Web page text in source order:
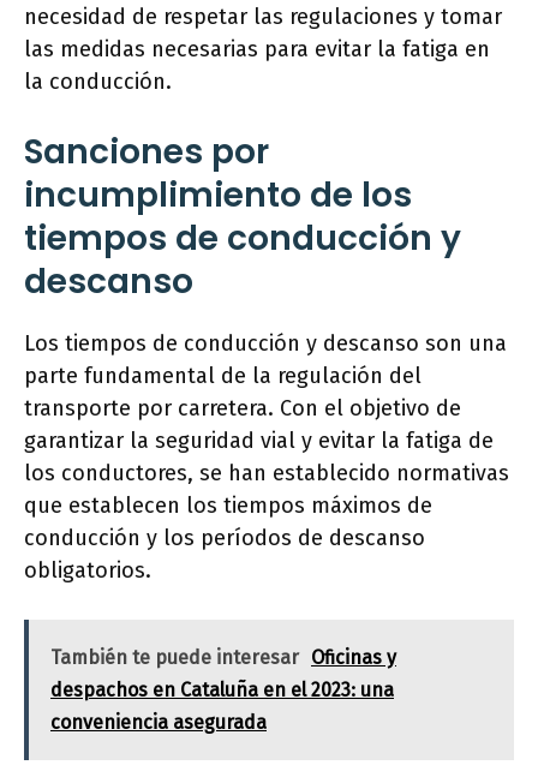
necesidad de respetar las regulaciones y tomar
las medidas necesarias para evitar la fatiga en
la conducción.
Sanciones por
incumplimiento de los
tiempos de conducción y
descanso
Los tiempos de conducción y descanso son una
parte fundamental de la regulación del
transporte por carretera. Con el objetivo de
garantizar la seguridad vial y evitar la fatiga de
los conductores, se han establecido normativas
que establecen los tiempos máximos de
conducción y los períodos de descanso
obligatorios.
También te puede interesar Oficinas y
despachos en Cataluña en el 2023: una
conveniencia asegurada